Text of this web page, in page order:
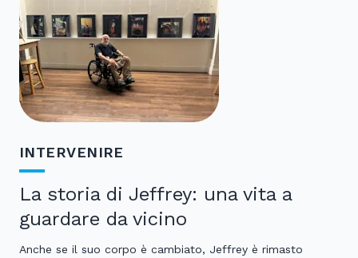
INTERVENIRE
La storia di Jeffrey: una vita a
guardare da vicino
Anche se il suo corpo è cambiato, Jeffrey è rimasto